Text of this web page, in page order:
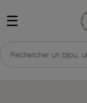
☰
Rechercher un bijou,